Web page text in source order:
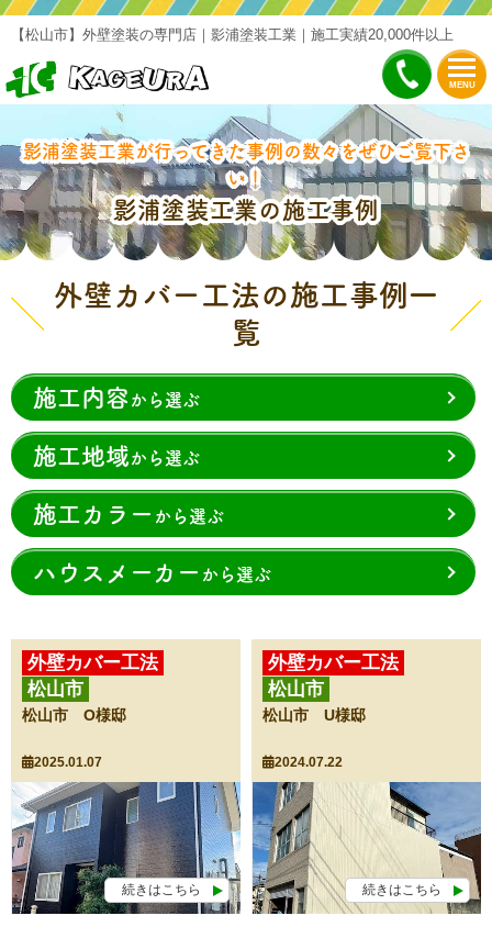
MENU
【松山市】外壁塗装の専門店｜影浦塗装工業｜施工実績20,000件以上
影浦塗装工業が行ってきた事例の数々をぜひご覧下さ
い！
影浦塗装工業の施工事例
外壁カバー工法の施工事例一
覧
施工内容 から選ぶ
施工地域から選ぶ
施工カラー から選ぶ
ハウスメーカー から選ぶ
松山市 O様邸
2025.01.07
続きはこちら
外壁カバー工法
外壁塗装
松山市
松山市 U様邸
2024.07.22
続きはこちら
外壁カバー工法
松山市